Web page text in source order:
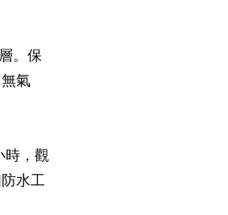
。保
氣
時，觀
水工